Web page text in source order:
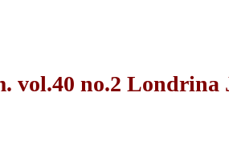
vol.40 no.2 Londrina